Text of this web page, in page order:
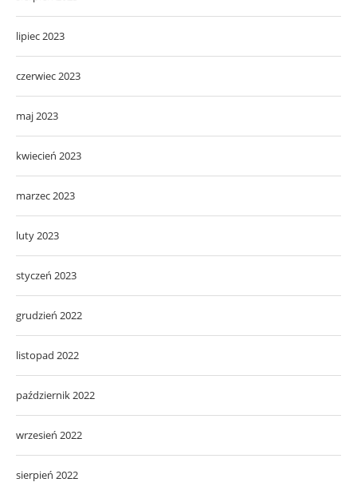
lipiec 2023
czerwiec 2023
maj 2023
kwiecień 2023
marzec 2023
luty 2023
styczeń 2023
grudzień 2022
listopad 2022
październik 2022
wrzesień 2022
sierpień 2022